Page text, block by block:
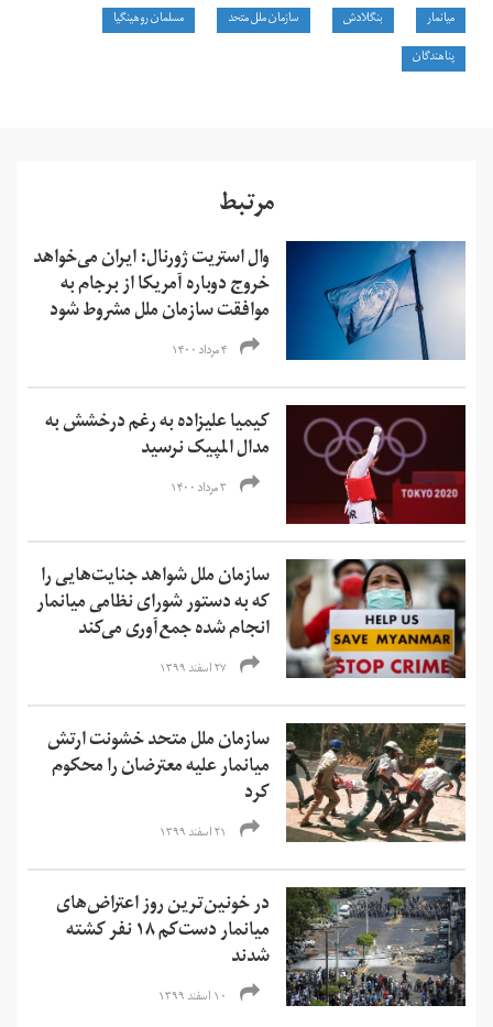
میانمار بنگلادش سازمان ملل متحد
مسلمان روهینگیا
پناهندگان
مرتبط
وال استریت ژورنال: ایران می‌خواهد
خروج دوباره آمریکا از برجام به
موافقت سازمان ملل مشروط شود
۴ مرداد ۱۴۰۰
کیمیا علیزاده به رغم درخشش به
مدال المپیک نرسید
۳ مرداد ۱۴۰۰
سازمان ملل شواهد جنایت‌هایی را
که به دستور شورای نظامی میانمار
انجام شده جمع‌آوری می‌کند
۲۷ اسفند ۱۳۹۹
سازمان ملل متحد خشونت ارتش
میانمار علیه معترضان را محکوم
کرد
۲۱ اسفند ۱۳۹۹
در خونین‌ترین روز اعتراض‌های
میانمار دست‌کم ۱۸ نفر کشته
شدند
۱۰ اسفند ۱۳۹۹